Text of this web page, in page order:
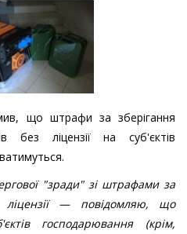
що штрафи за зберігання
без ліцензії на суб'єктів
"зради" зі штрафами за
ліцензії — повідомляю, що
господарювання (крім,